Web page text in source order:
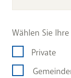
Wählen Sie
Private